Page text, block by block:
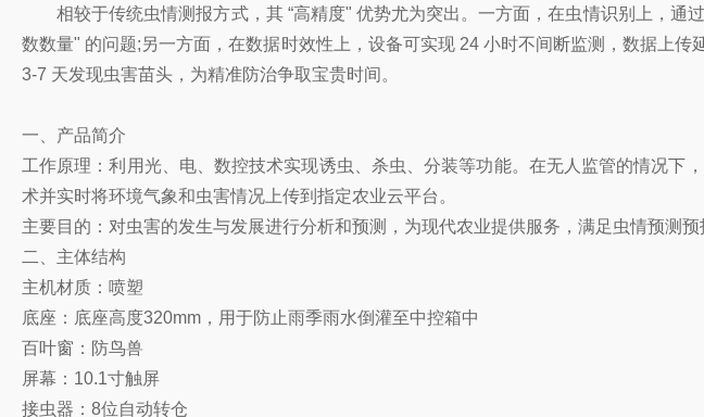
相较于传统虫情测报方式，其 “高精度" 优势尤为突出。一方面，在虫情识别上，通
数数量" 的问题;另一方面，在数据时效性上，设备可实现 24 小时不间断监测，数据上
3-7 天发现虫害苗头，为精准防治争取宝贵时间。
一、产品简介
工作原理：利用光、电、数控技术实现诱虫、杀虫、分装等功能。在无人监管的情况
术并实时将环境气象和虫害情况上传到指定农业云平台。
主要目的：对虫害的发生与发展进行分析和预测，为现代农业提供服务，满足虫情预测预
二、主体结构
主机材质：喷塑
底座：底座高度320mm，用于防止雨季雨水倒灌至中控箱中
百叶窗：防鸟兽
屏幕：10.1寸触屏
接虫器：8位自动转仓